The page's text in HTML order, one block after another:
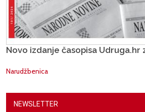
Novo izdanje časopisa Udruga.hr
Narudžbenica
NEWSLETTER